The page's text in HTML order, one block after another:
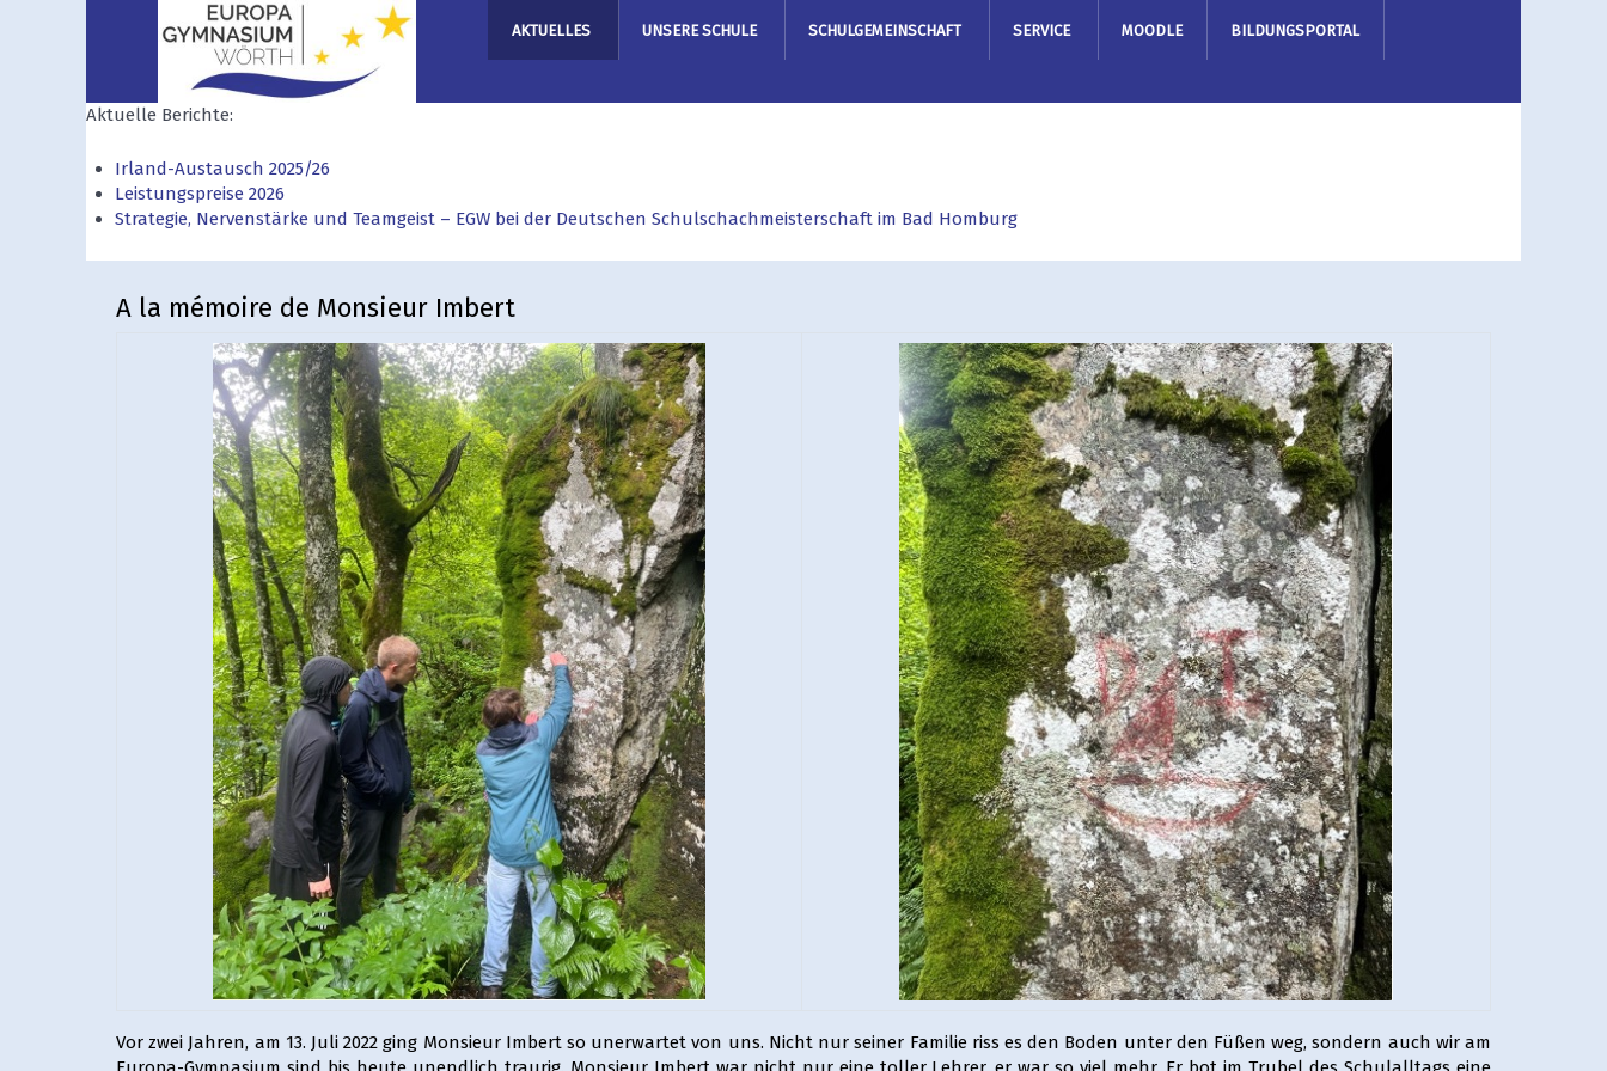
AKTUELLES UNSERE SCHULE SCHULGEMEINSCHAFT SERVICE MOODLE BILDUNGSPORTAL
Aktuelle Berichte:
Irland-Austausch 2025/26
Leistungspreise 2026
Strategie, Nervenstärke und Teamgeist – EGW bei der Deutschen Schulschachmeisterschaft im Bad Homburg
A la mémoire de Monsieur Imbert
Vor zwei Jahren, am 13. Juli 2022 ging Monsieur Imbert so unerwartet von uns. Nicht nur seiner Familie riss es den Boden unter den Füßen weg, sondern auch wir am